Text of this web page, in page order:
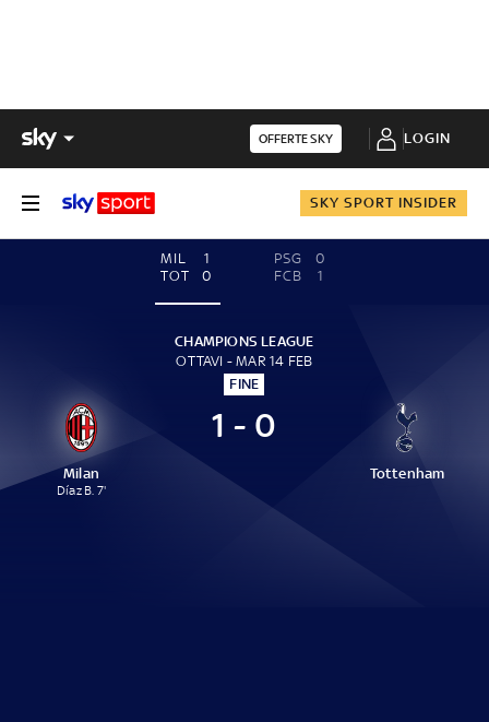
OFFERTE SKY LOGIN
SKY SPORT INSIDER
MIL
1
TOT
0
PSG
0
FCB
1
CHAMPIONS LEAGUE
OTTAVI - MAR 14 FEB
FINE
Milan
Díaz B. 7'
1 - 0
Tottenham